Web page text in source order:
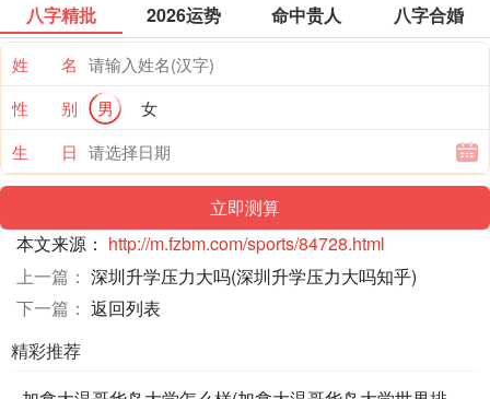
八字精批 2026运势 命中贵人 八字合婚
姓 名
性 别
男
女
生 日
本文来源： http://m.fzbm.com/sports/84728.html
上一篇： 深圳升学压力大吗(深圳升学压力大吗知乎)
下一篇： 返回列表
精彩推荐